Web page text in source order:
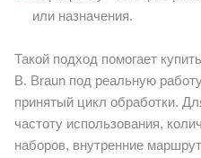
или назначения.
Такой подход помогает
B. Braun под реальную
принятый цикл обработки.
частоту использования,
наборов, внутренние